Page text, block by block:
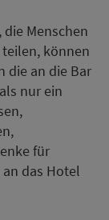
Menschen
können
die an die Bar
nur ein
für
das Hotel